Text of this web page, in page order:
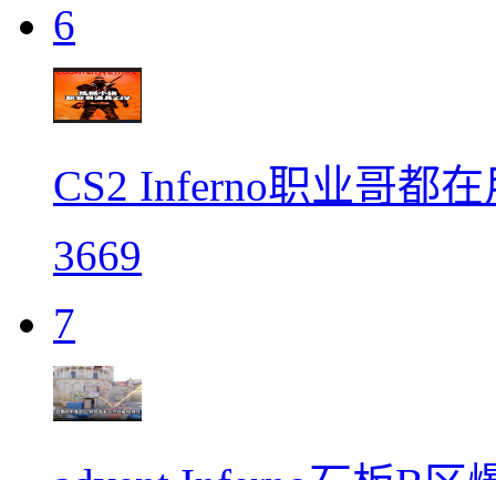
6
CS2 Inferno职业哥都
3669
7